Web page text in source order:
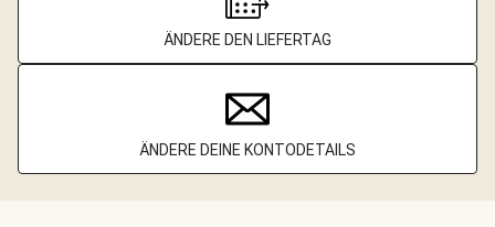
ÄNDERE DEN LIEFERTAG
ÄNDERE DEINE KONTODETAILS